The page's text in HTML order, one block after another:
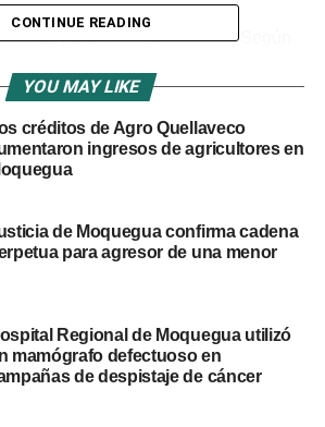
Larico, de 24 años, quien se
junto a la adolescente. Según
proposiciones sexuales a la
efectivos incautaron un teléfono
del investigado. Este dispositivo
para el esclarecimiento
a disposición del Ministerio Público
investigaciones de ley. LaPolicía
CONTINUE READING
YOU MAY LIKE
créditos de Agro Quellaveco
ingresos de agricultores en
de Moquegua confirma cadena
para agresor de una menor
Regional de Moquegua utilizó
mamógrafo defectuoso en
de despistaje de cáncer